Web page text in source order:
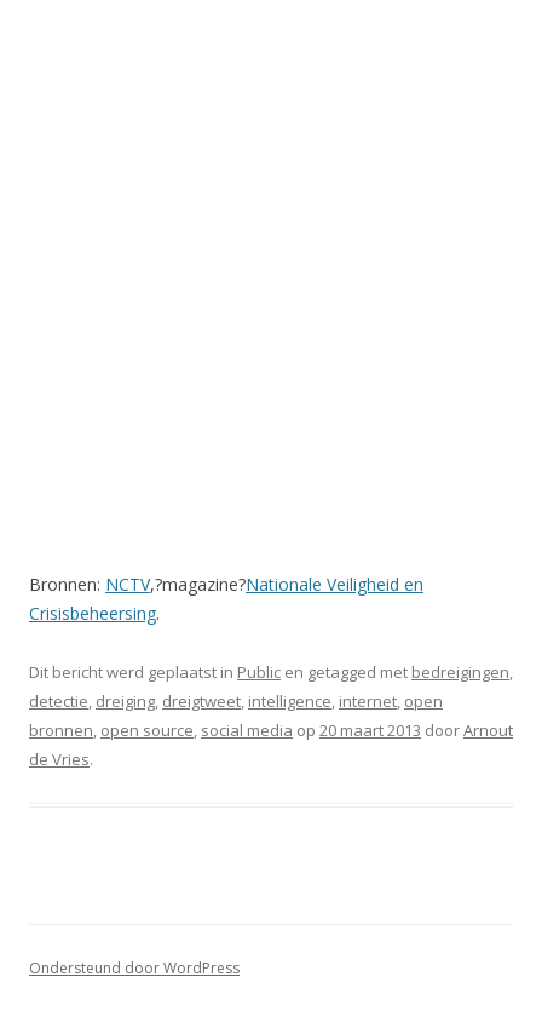
Bronnen: NCTV,?magazine?Nationale Veiligheid en
Crisisbeheersing.
Dit bericht werd geplaatst in Public en getagged met bedreigingen,
detectie, dreiging, dreigtweet, intelligence, internet, open
bronnen, open source, social media op 20 maart 2013 doorArnout
de Vries.
Ondersteund door WordPress